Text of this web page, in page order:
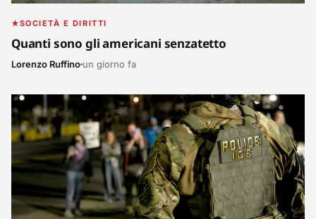
SOCIETÀ E DIRITTI
Quanti sono gli americani senzatetto
Lorenzo Ruffino un giorno fa